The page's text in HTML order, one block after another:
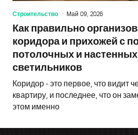
Строительство Май 09, 2026
Как правильно
коридора и прихожей с
потолочных и настенных
светильников
Коридор - это первое, что видит
квартиру, и последнее, что он
этом именно